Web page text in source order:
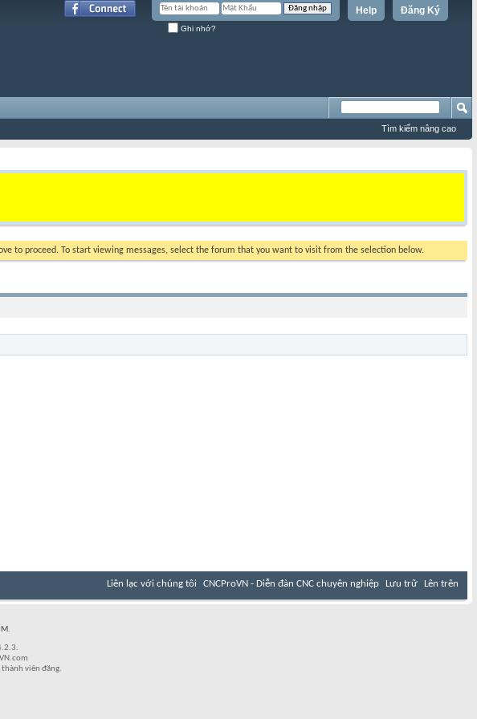
Đăng Ký
Help
Ghi nhớ?
Tìm kiếm nâng cao
to proceed. To start viewing messages, select the forum that you want to visit from the selection below.
Liên lạc với chúng tôi CNCProVN - Diễn đàn CNC chuyên nghiệp Lưu trữ Lên trên
.
viên đăng.